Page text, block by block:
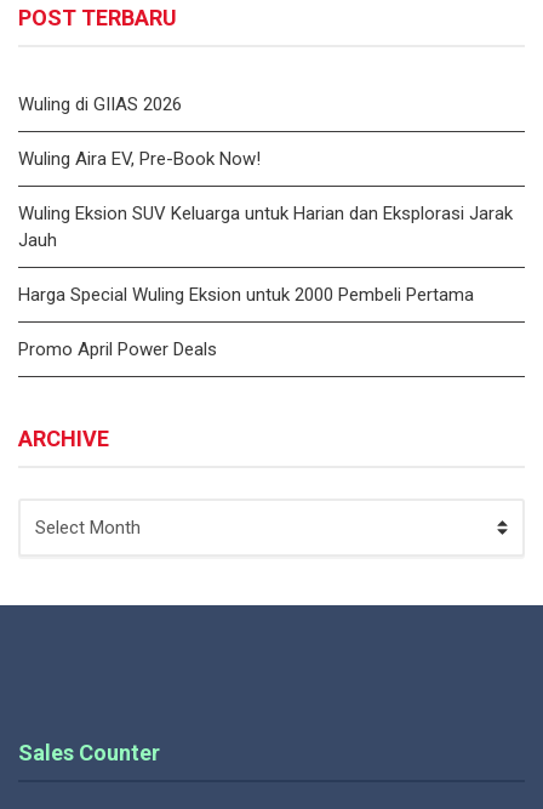
POST TERBARU
Wuling di GIIAS 2026
Wuling Aira EV, Pre-Book Now!
Wuling Eksion SUV Keluarga untuk Harian dan Eksplorasi Jarak
Jauh
Harga Special Wuling Eksion untuk 2000 Pembeli Pertama
Promo April Power Deals
ARCHIVE
Sales Counter